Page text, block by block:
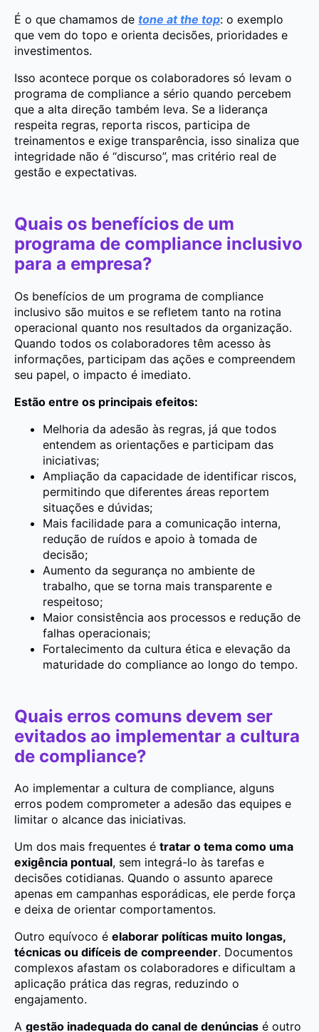
É o que chamamos de tone at the top: o exemplo
que vem do topo e orienta decisões, prioridades e
investimentos.
Isso acontece porque os colaboradores só levam o
programa de compliance a sério quando percebem
que a alta direção também leva. Se a liderança
respeita regras, reporta riscos, participa de
treinamentos e exige transparência, isso sinaliza que
integridade não é “discurso”, mas critério real de
gestão e expectativas.
Quais os benefícios de um
programa de compliance inclusivo
para a empresa?
Os benefícios de um programa de compliance
inclusivo são muitos e se refletem tanto na rotina
operacional quanto nos resultados da organização.
Quando todos os colaboradores têm acesso às
informações, participam das ações e compreendem
seu papel, o impacto é imediato.
Estão entre os principais efeitos:
Melhoria da adesão às regras, já que todos
entendem as orientações e participam das
iniciativas;
Ampliação da capacidade de identificar riscos,
permitindo que diferentes áreas reportem
situações e dúvidas;
Mais facilidade para a comunicação interna,
redução de ruídos e apoio à tomada de
decisão;
Aumento da segurança no ambiente de
trabalho, que se torna mais transparente e
respeitoso;
Maior consistência aos processos e redução de
falhas operacionais;
Fortalecimento da cultura ética e elevação da
maturidade do compliance ao longo do tempo.
Quais erros comuns devem ser
evitados ao implementar a cultura
de compliance?
Ao implementar a cultura de compliance, alguns
erros podem comprometer a adesão das equipes e
limitar o alcance das iniciativas.
Um dos mais frequentes é tratar o tema como uma
exigência pontual, sem integrá-lo às tarefas e
decisões cotidianas. Quando o assunto aparece
apenas em campanhas esporádicas, ele perde força
e deixa de orientar comportamentos.
Outro equívoco é elaborar políticas muito longas,
técnicas ou difíceis de compreender. Documentos
complexos afastam os colaboradores e dificultam a
aplicação prática das regras, reduzindo o
engajamento.
A gestão inadequada do canal de denúncias é outro